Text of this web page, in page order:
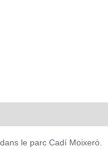
le parc Cadí Moixeró.